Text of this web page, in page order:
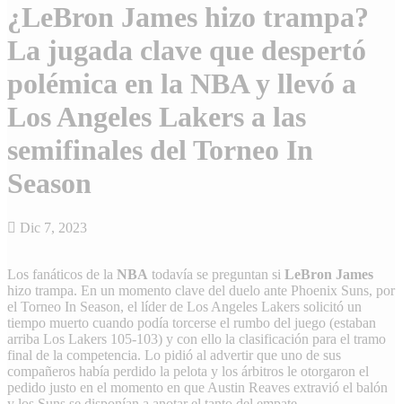
¿LeBron James hizo trampa?
La jugada clave que despertó
polémica en la NBA y llevó a
Los Angeles Lakers a las
semifinales del Torneo In
Season
Dic 7, 2023
Los fanáticos de la NBA todavía se preguntan si LeBron James
hizo trampa. En un momento clave del duelo ante Phoenix Suns, por
el Torneo In Season, el líder de Los Angeles Lakers solicitó un
tiempo muerto cuando podía torcerse el rumbo del juego (estaban
arriba Los Lakers 105-103) y con ello la clasificación para el tramo
final de la competencia. Lo pidió al advertir que uno de sus
compañeros había perdido la pelota y los árbitros le otorgaron el
pedido justo en el momento en que Austin Reaves extravió el balón